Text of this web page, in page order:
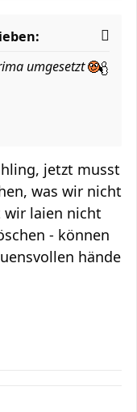
umgesetzt
jetzt musst
was wir nicht
wir laien nicht
- können
hände